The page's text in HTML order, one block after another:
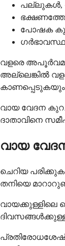
പല്ലുകൾ,
പോഷക
വളരെ
അല്ലെങ്കിൽ
വായ വേദന
ദാതാവിനെ
വായ
ചെറിയ
തനിയെ
വായക്കുള്ളിലെ